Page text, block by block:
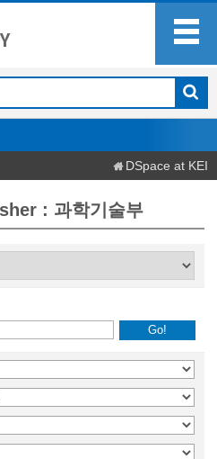
DSpace at KEI
: 과학기술부